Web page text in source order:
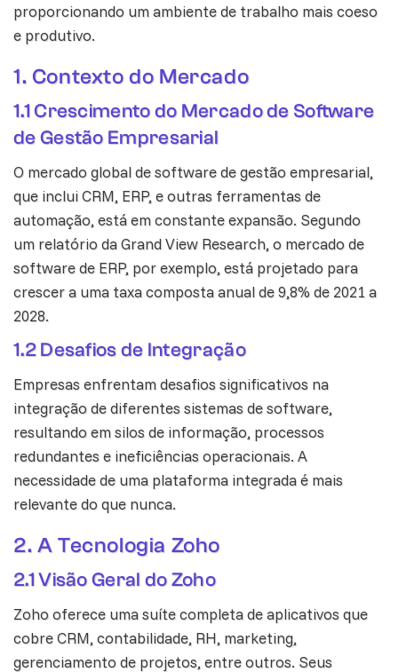
proporcionando um ambiente de trabalho mais coeso
e produtivo.
1. Contexto do Mercado
1.1 Crescimento do Mercado de Software
de Gestão Empresarial
O mercado global de software de gestão empresarial,
que inclui CRM, ERP, e outras ferramentas de
automação, está em constante expansão. Segundo
um relatório da Grand View Research, o mercado de
software de ERP, por exemplo, está projetado para
crescer a uma taxa composta anual de 9,8% de 2021 a
2028.
1.2 Desafios de Integração
Empresas enfrentam desafios significativos na
integração de diferentes sistemas de software,
resultando em silos de informação, processos
redundantes e ineficiências operacionais. A
necessidade de uma plataforma integrada é mais
relevante do que nunca.
2. A Tecnologia Zoho
2.1 Visão Geral do Zoho
Zoho oferece uma suíte completa de aplicativos que
cobre CRM, contabilidade, RH, marketing,
gerenciamento de projetos, entre outros. Seus